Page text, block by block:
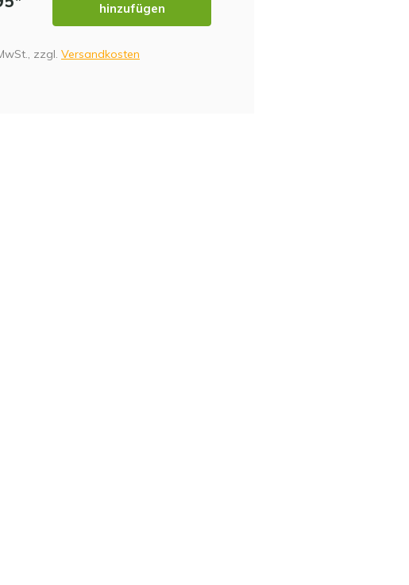
hinzufügen
zzgl. Versandkosten